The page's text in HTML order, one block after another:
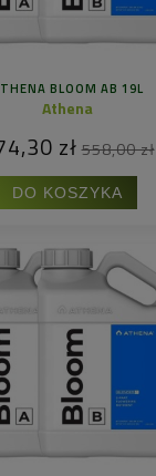
BLOOM AB 19L
Athena
zł 558,00 zł
DO KOSZYKA